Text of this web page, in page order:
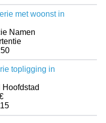
met woonst in
Namen
topligging in
Hoofdstad